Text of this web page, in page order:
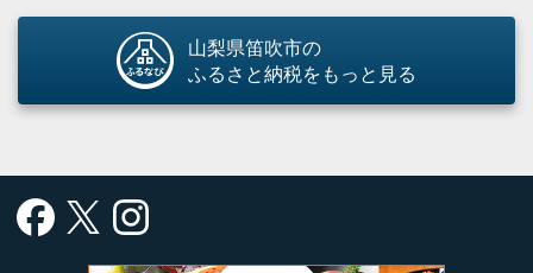
山梨県笛吹市の
ふるさと納税をもっと見る